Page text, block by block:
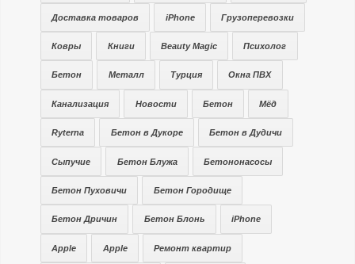
Доставка товаров iPhone Грузоперевозки
Ковры Книги Beauty Magic Психолог
Бетон Металл Турция Окна ПВХ
Канализация Новости Бетон Мёд
Ryterna Бетон в Дукоре Бетон в Дудичи
Сыпучие Бетон Блужа Бетононасосы
Бетон Пуховичи Бетон Городище
Бетон Дричин Бетон Блонь iPhone
Apple Apple Ремонт квартир